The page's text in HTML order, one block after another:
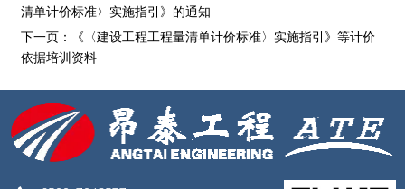
清单计价标准〉实施指引》的通知
下一页：
《〈建设工程工程量清单计价标准〉实施指引》等计价
依据培训资料